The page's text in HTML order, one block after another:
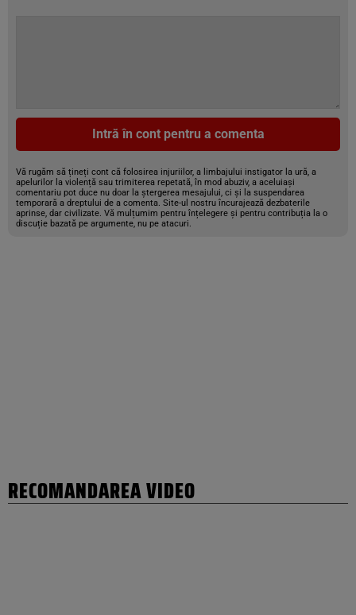
Intră în cont pentru a comenta
Vă rugăm să țineți cont că folosirea injuriilor, a limbajului instigator la ură, a
apelurilor la violență sau trimiterea repetată, în mod abuziv, a aceluiași
comentariu pot duce nu doar la ștergerea mesajului, ci și la suspendarea
temporară a dreptului de a comenta. Site-ul nostru încurajează dezbaterile
aprinse, dar civilizate. Vă mulțumim pentru înțelegere și pentru contribuția la o
discuție bazată pe argumente, nu pe atacuri.
RECOMANDAREA VIDEO